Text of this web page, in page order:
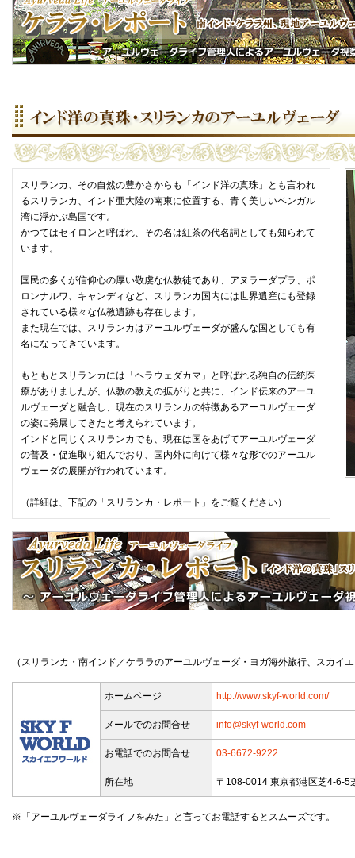
スリランカ、その自然の豊かさからも「インド洋の真珠」とも言われ
るスリランカ、インド亜大陸の南東に位置する、青く美しいベンガル
湾に浮かぶ島国です。
かつてはセイロンと呼ばれ、その名は紅茶の代名詞としても知られて
います。
国民の多くが信仰心の厚い敬虔な仏教徒であり、アヌラーダプラ、ポ
ロンナルワ、キャンディなど、スリランカ国内には世界遺産にも登録
されている様々な仏教遺跡も存在します。
また現在では、スリランカはアーユルヴェーダが盛んな国としても有
名になってきています。
もともとスリランカには「ヘラウェダカマ」と呼ばれる独自の伝統医
療がありましたが、仏教の教えの拡がりと共に、インド伝来のアーユ
ルヴェーダと融合し、現在のスリランカの特徴あるアーユルヴェーダ
の姿に発展してきたと考えられています。
インドと同じくスリランカでも、現在は国をあげてアーユルヴェーダ
の普及・促進取り組んでおり、国内外に向けて様々な形でのアーユル
ヴェーダの展開が行われています。
（詳細は、下記の「スリランカ・レポート」をご覧ください）
（スリランカ・南インド／ケララのアーユルヴェーダ・ヨガ海外旅行、スカイ
ホームページ http://www.skyf-world.com/
メールでのお問合せ info@skyf-world.com
お電話でのお問合せ 03-6672-9222
所在地 〒108-0014 東京都港区芝4-6-5
※「アーユルヴェーダライフをみた」と言ってお電話するとスムーズです。